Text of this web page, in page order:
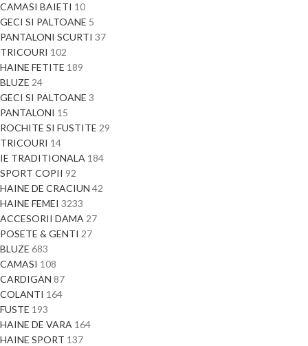
CAMASI BAIETI 10
GECI SI PALTOANE 5
PANTALONI SCURTI 37
TRICOURI 102
HAINE FETITE 189
BLUZE 24
GECI SI PALTOANE 3
PANTALONI 15
ROCHITE SI FUSTITE 29
TRICOURI 14
IE TRADITIONALA 184
SPORT COPII 92
HAINE DE CRACIUN 42
HAINE FEMEI 3233
ACCESORII DAMA 27
POSETE & GENTI 27
BLUZE 683
CAMASI 108
CARDIGAN 87
COLANTI 164
FUSTE 193
HAINE DE VARA 164
HAINE SPORT 137